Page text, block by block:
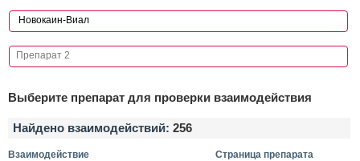
Выберите препарат для проверки взаимодействия
Найдено взаимодействий: 256
Взаимодействие Страница препарата